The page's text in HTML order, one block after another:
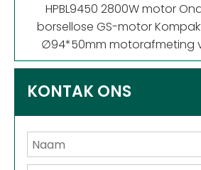
HPBL9450 2800W motor
borsellose GS-motor
∅94*50mm motorafmeting
KONTAK ONS